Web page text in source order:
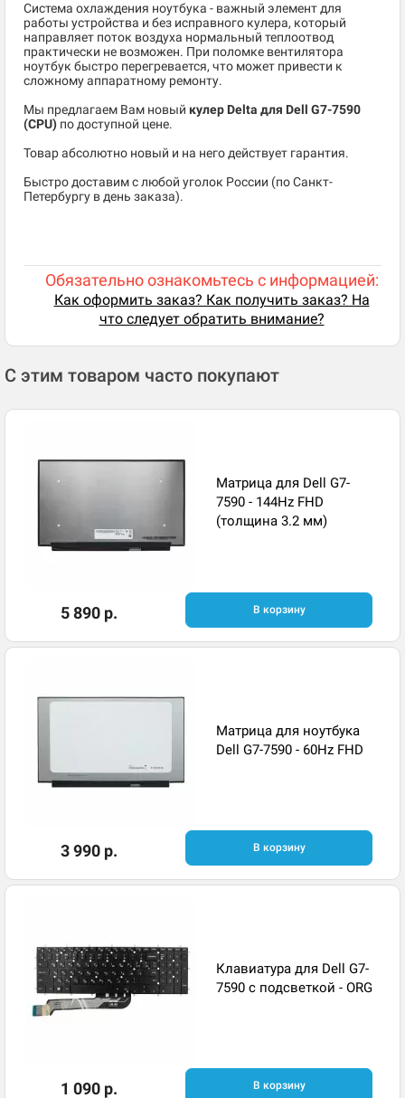
Система охлаждения ноутбука - важный элемент для
работы устройства и без исправного кулера, который
направляет поток воздуха нормальный теплоотвод
практически не возможен. При поломке вентилятора
ноутбук быстро перегревается, что может привести к
сложному аппаратному ремонту.
Мы предлагаем Вам новый кулер Delta для Dell G7-7590
(CPU) по доступной цене.
Товар абсолютно новый и на него действует гарантия.
Быстро доставим с любой уголок России (по Санкт-
Петербургу в день заказа).
Обязательно ознакомьтесь с информацией:
Как оформить заказ? Как получить заказ? На
что следует обратить внимание?
С этим товаром часто покупают
Матрица для Dell G7-
7590 - 144Hz FHD
(толщина 3.2 мм)
5 890 р. В корзину
Матрица для ноутбука
Dell G7-7590 - 60Hz FHD
3 990 р. В корзину
Клавиатура для Dell G7-
7590 с подсветкой - ORG
1 090 р. В корзину